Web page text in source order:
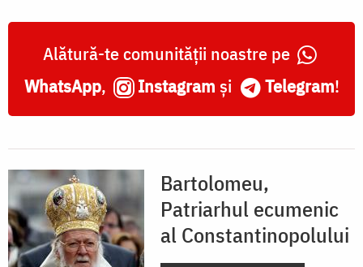
Alătură-te comunității noastre pe
WhatsApp, Instagram și Telegram!
Bartolomeu,
Patriarhul ecumenic
al Constantinopolului